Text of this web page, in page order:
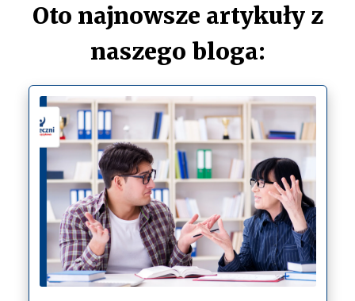
Oto najnowsze artykuły z
naszego bloga: